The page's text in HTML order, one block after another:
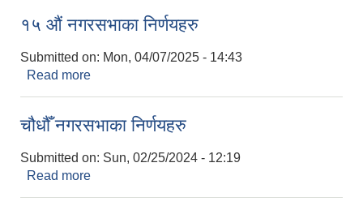
१५ औं नगरसभाका निर्णयहरु
Submitted on: Mon, 04/07/2025 - 14:43
Read more
चौधौँ नगरसभाका निर्णयहरु
Submitted on: Sun, 02/25/2024 - 12:19
Read more